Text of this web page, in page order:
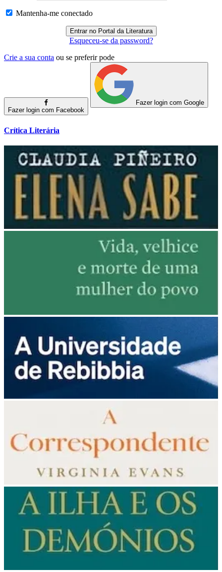
Mantenha-me conectado
Esqueceu-se da password?
Crie a sua conta ou se preferir pode
Fazer login com Facebook
Fazer login com Google
Crítica Literária